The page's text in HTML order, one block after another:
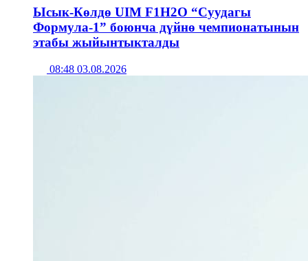
Ысык-Көлдө UIM F1H2O “Суудагы
Формула-1” боюнча дүйнө чемпионатынын
этабы жыйынтыкталды
08:48 03.08.2026